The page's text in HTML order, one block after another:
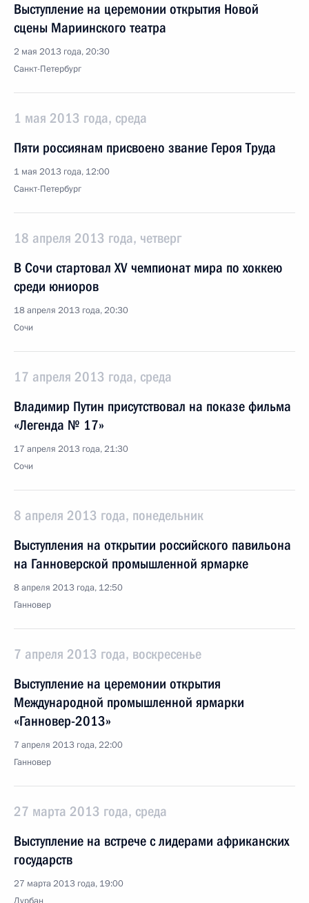
Выступление на церемонии открытия Новой
сцены Мариинского театра
2 мая 2013 года, 20:30
Санкт-Петербург
1 мая 2013 года, среда
Пяти россиянам присвоено звание Героя Труда
1 мая 2013 года, 12:00
Санкт-Петербург
18 апреля 2013 года, четверг
В Сочи стартовал XV чемпионат мира по хоккею
среди юниоров
18 апреля 2013 года, 20:30
Сочи
17 апреля 2013 года, среда
Владимир Путин присутствовал на показе фильма
«Легенда № 17»
17 апреля 2013 года, 21:30
Сочи
8 апреля 2013 года, понедельник
Выступления на открытии российского павильона
на Ганноверской промышленной ярмарке
8 апреля 2013 года, 12:50
Ганновер
7 апреля 2013 года, воскресенье
Выступление на церемонии открытия
Международной промышленной ярмарки
«Ганновер-2013»
7 апреля 2013 года, 22:00
Ганновер
27 марта 2013 года, среда
Выступление на встрече с лидерами африканских
государств
27 марта 2013 года, 19:00